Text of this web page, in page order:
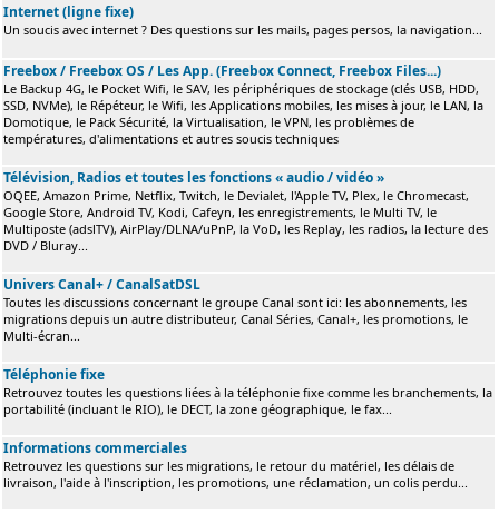
Internet (ligne fixe)
Un soucis avec internet ? Des questions sur les mails, pages persos, la navigation...
Freebox / Freebox OS / Les App. (Freebox Connect, Freebox Files...)
Le Backup 4G, le Pocket Wifi, le SAV, les périphériques de stockage (clés USB, HDD,
SSD, NVMe), le Répéteur, le Wifi, les Applications mobiles, les mises à jour, le LAN, la
Domotique, le Pack Sécurité, la Virtualisation, le VPN, les problèmes de
températures, d'alimentations et autres soucis techniques
Télévision, Radios et toutes les fonctions « audio / vidéo »
OQEE, Amazon Prime, Netflix, Twitch, le Devialet, l'Apple TV, Plex, le Chromecast,
Google Store, Android TV, Kodi, Cafeyn, les enregistrements, le Multi TV, le
Multiposte (adslTV), AirPlay/DLNA/uPnP, la VoD, les Replay, les radios, la lecture des
DVD / Bluray...
Univers Canal+ / CanalSatDSL
Toutes les discussions concernant le groupe Canal sont ici: les abonnements, les
migrations depuis un autre distributeur, Canal Séries, Canal+, les promotions, le
Multi-écran...
Téléphonie fixe
Retrouvez toutes les questions liées à la téléphonie fixe comme les branchements, la
portabilité (incluant le RIO), le DECT, la zone géographique, le fax...
Informations commerciales
Retrouvez les questions sur les migrations, le retour du matériel, les délais de
livraison, l'aide à l'inscription, les promotions, une réclamation, un colis perdu...